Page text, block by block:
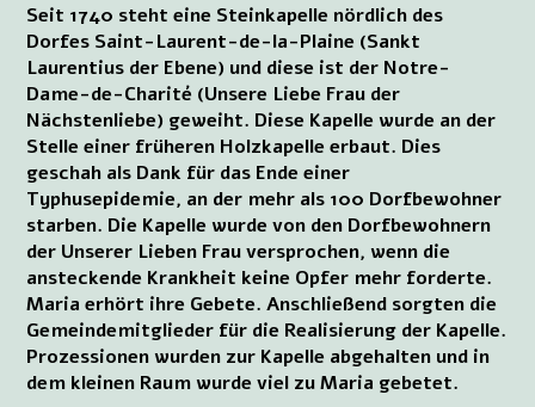
Seit 1740 steht eine Steinkapelle nördlich des
Dorfes Saint-Laurent-de-la-Plaine (Sankt
Laurentius der Ebene) und diese ist der Notre-
Dame-de-Charité (Unsere Liebe Frau der
Nächstenliebe) geweiht. Diese Kapelle wurde an der
Stelle einer früheren Holzkapelle erbaut. Dies
geschah als Dank für das Ende einer
Typhusepidemie, an der mehr als 100 Dorfbewohner
starben. Die Kapelle wurde von den Dorfbewohnern
der Unserer Lieben Frau versprochen, wenn die
ansteckende Krankheit keine Opfer mehr forderte.
Maria erhört ihre Gebete. Anschließend sorgten die
Gemeindemitglieder für die Realisierung der Kapelle.
Prozessionen wurden zur Kapelle abgehalten und in
dem kleinen Raum wurde viel zu Maria gebetet.